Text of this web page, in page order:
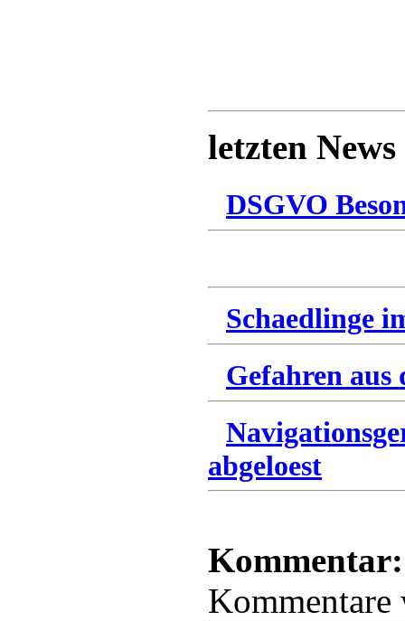
letzten News
DSGVO
Schaedlinge
Gefahren
abgeloest
Kommentar: